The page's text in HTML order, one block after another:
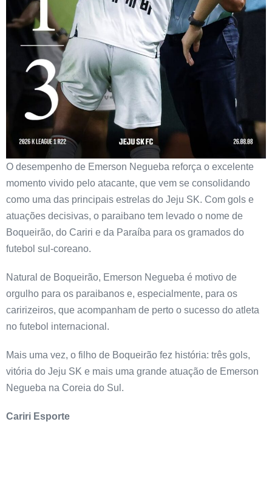
O desempenho de Emerson Negueba reforça o excelente
momento vivido pelo atacante, que vem se consolidando
como uma das principais estrelas do Jeju SK. Com gols e
atuações decisivas, o paraibano tem levado o nome de
Boqueirão, do Cariri e da Paraíba para os gramados do
futebol sul-coreano.
Natural de Boqueirão, Emerson Negueba é motivo de
orgulho para os paraibanos e, especialmente, para os
caririzeiros, que acompanham de perto o sucesso do atleta
no futebol internacional.
Mais uma vez, o filho de Boqueirão fez história: três gols,
vitória do Jeju SK e mais uma grande atuação de Emerson
Negueba na Coreia do Sul.
Cariri Esporte